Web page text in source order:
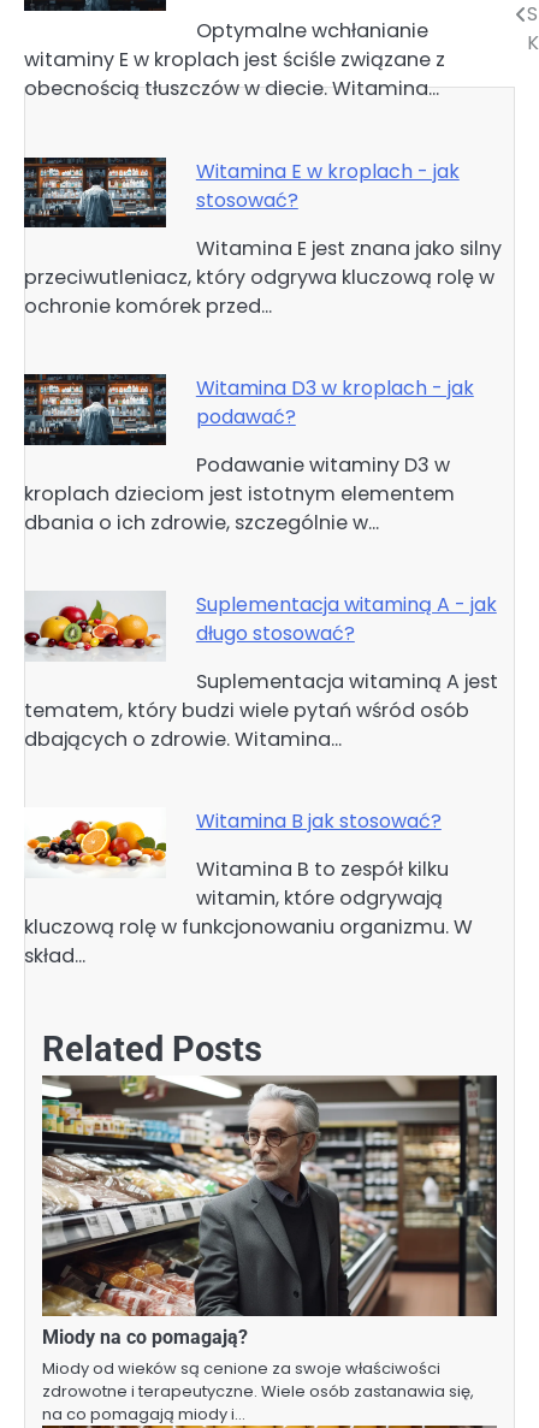
Optymalne wchłanianie
witaminy E w kroplach jest ściśle związane z
obecnością tłuszczów w diecie. Witamina…
Witamina E w kroplach - jak
stosować?
Witamina E jest znana jako silny
przeciwutleniacz, który odgrywa kluczową rolę w
ochronie komórek przed…
Witamina D3 w kroplach - jak
podawać?
Podawanie witaminy D3 w
kroplach dzieciom jest istotnym elementem
dbania o ich zdrowie, szczególnie w…
Suplementacja witaminą A - jak
długo stosować?
Suplementacja witaminą A jest
tematem, który budzi wiele pytań wśród osób
dbających o zdrowie. Witamina…
Witamina B jak stosować?
Witamina B to zespół kilku
witamin, które odgrywają
kluczową rolę w funkcjonowaniu organizmu. W
skład…
Related Posts
Miody na co pomagają?
Miody od wieków są cenione za swoje właściwości
zdrowotne i terapeutyczne. Wiele osób zastanawia się,
na co pomagają miody i…